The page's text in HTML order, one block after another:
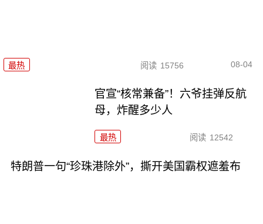
最热 阅读 15756 08-04
官宣“核常兼备”！六爷挂弹反航
母，炸醒多少人
最热 阅读 12542
特朗普一句“珍珠港除外”，撕开美国霸权遮羞布